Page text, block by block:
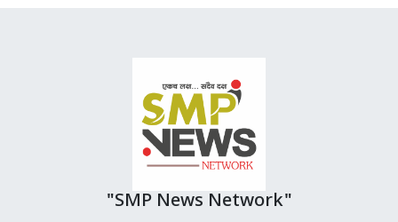
"SMP News Network"